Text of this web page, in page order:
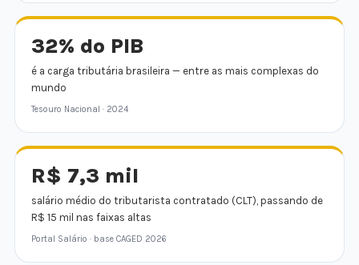
32% do PIB
é a carga tributária brasileira — entre as mais complexas do
mundo
Tesouro Nacional · 2024
R$ 7,3 mil
salário médio do tributarista contratado (CLT), passando de
R$ 15 mil nas faixas altas
Portal Salário · base CAGED 2026